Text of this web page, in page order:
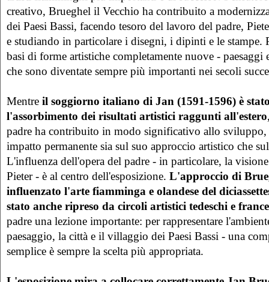
creativo, Brueghel il Vecchio ha contribuito a
dei Paesi Bassi, facendo tesoro del lavoro del padre,
e studiando in particolare i disegni, i dipinti e le stampe.
basi di forme artistiche completamente nuove - paesaggi
che sono diventate sempre più importanti nei secoli
Mentre il soggiorno italiano di Jan (1591-1596) è
l'assorbimento dei risultati artistici raggunti all'estero
padre ha contribuito in modo significativo allo sviluppo,
impatto permanente sia sul suo approccio artistico che
L'influenza dell'opera del padre - in particolare, la
Pieter - è al centro dell'esposizione. L'approccio di
influenzato l'arte fiamminga e olandese del
stato anche ripreso da circoli artistici tedeschi e
padre una lezione importante: per rappresentare
paesaggio, la città e il villaggio dei Paesi Bassi - una
semplice è sempre la scelta più appropriata.